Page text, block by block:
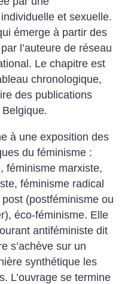
et sexuelle.
émerge à partir des
l’auteure de réseau
Le chapitre est
chronologique,
des publications
à une exposition des
du féminisme :
féminisme marxiste,
féminisme radical
(postféminisme ou
éco-féminisme. Elle
antiféministe dit
s’achève sur un
synthétique les
L’ouvrage se termine